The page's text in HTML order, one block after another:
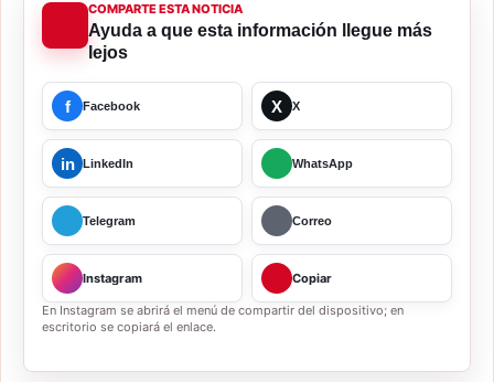
COMPARTE ESTA NOTICIA
Ayuda a que esta información llegue más
lejos
f Facebook X X
in LinkedIn WhatsApp
Telegram Correo
Instagram Copiar
En Instagram se abrirá el menú de compartir del dispositivo; en
escritorio se copiará el enlace.